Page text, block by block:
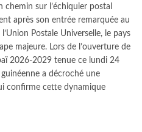
sur l’échiquier postal
après son entrée remarquée au
Postale Universelle, le pays
majeure. Lors de l’ouverture de
2026-2029 tenue ce lundi 24
a décroché une
confirme cette dynamique